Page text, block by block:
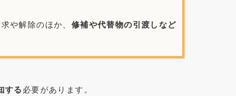
や解除のほか、 修補や代替物の引渡しなど
する 必要があります。